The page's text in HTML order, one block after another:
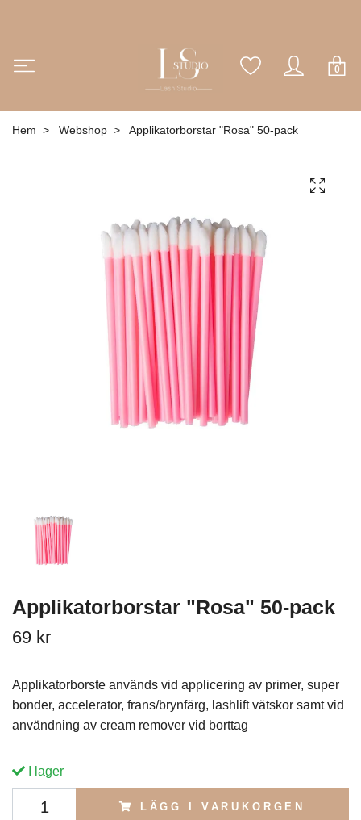
0
Hem Webshop Applikatorborstar "Rosa" 50-pack
Applikatorborstar "Rosa" 50-pack
69 kr
Applikatorborste används vid applicering av primer, super
bonder, accelerator, frans/brynfärg, lashlift vätskor samt vid
användning av cream remover vid borttag
I lager
LÄGG I VARUKORGEN